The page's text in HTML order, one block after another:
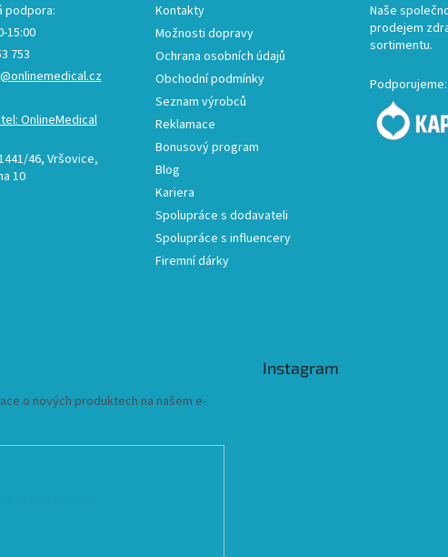
podpora:
15:00
753
OnlineMedical
46, Vršovice,
10
Kontakty
Možnosti dopravy
Ochrana osobních údajů
Obchodní podmínky
Seznam výrobců
Reklamace
Bonusový program
Blog
Kariera
Spolupráce s dodavateli
Spolupráce s influencery
Firemní dárky
Naše
prodejem
sortimentu.
Podporujeme:
o nových produktech na našem e-
Instagram